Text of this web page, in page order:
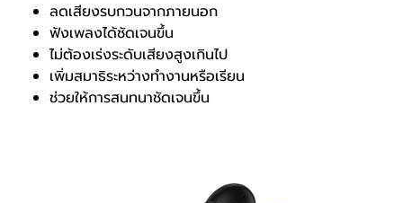
ลดเสียงรบกวนจากภายนอก
ฟังเพลงได้ชัดเจนขึ้น
ไม่ต้องเร่งระดับเสียงสูงเกินไป
เพิ่มสมาธิระหว่างทำงานหรือเรียน
ช่วยให้การสนทนาชัดเจนขึ้น